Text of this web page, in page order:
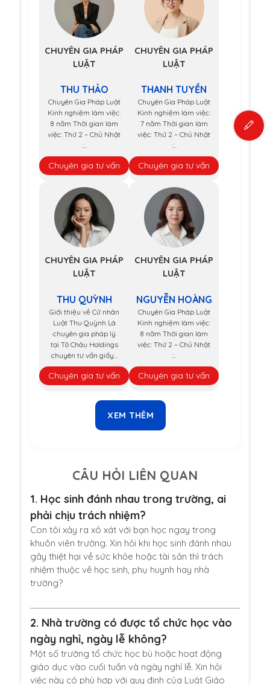
CHUYÊN GIA PHÁP
LUẬT
THU THẢO
Chuyên Gia Pháp Luật
Kinh nghiệm làm việc:
8 năm Thời gian làm
việc: Thứ 2 – Chủ Nhật
:...
Chuyên gia tư vấn
CHUYÊN GIA PHÁP
LUẬT
THANH TUYỀN
Chuyên Gia Pháp Luật
Kinh nghiệm làm việc:
7 năm Thời gian làm
việc: Thứ 2 – Chủ Nhật
:...
Chuyên gia tư vấn
CHUYÊN GIA PHÁP
LUẬT
THU QUỲNH
Giới thiệu về Cử nhân
Luật Thu Quỳnh Là
chuyên gia pháp lý
tại Tô Châu Holdings
chuyên tư vấn giấy...
Chuyên gia tư vấn
CHUYÊN GIA PHÁP
LUẬT
NGUYỄN HOÀNG
Chuyên Gia Pháp Luật
Kinh nghiệm làm việc:
8 năm Thời gian làm
việc: Thứ 2 – Chủ Nhật
:...
Chuyên gia tư vấn
XEM THÊM
CÂU HỎI LIÊN QUAN
1. Học sinh đánh nhau trong trường, ai
phải chịu trách nhiệm?
Con tôi xảy ra xô xát với bạn học ngay trong
khuôn viên trường. Xin hỏi khi học sinh đánh nhau
gây thiệt hại về sức khỏe hoặc tài sản thì trách
nhiệm thuộc về học sinh, phụ huynh hay nhà
trường?
2. Nhà trường có được tổ chức học vào
ngày nghỉ, ngày lễ không?
Một số trường tổ chức học bù hoặc hoạt động
giáo dục vào cuối tuần và ngày nghỉ lễ. Xin hỏi
việc này có phù hợp với quy định của Luật Giáo